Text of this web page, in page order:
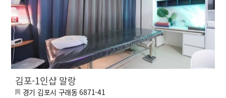
김포-1인샵 말랑
경기 김포시 구래동 6871-41